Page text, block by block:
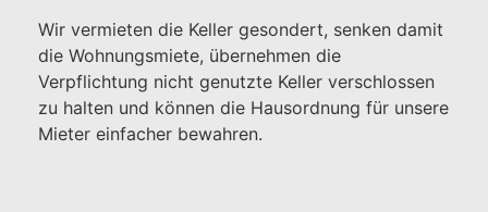
Wir vermieten die Keller gesondert, senken damit
die Wohnungsmiete, übernehmen die
Verpflichtung nicht genutzte Keller verschlossen
zu halten und können die Hausordnung für unsere
Mieter einfacher bewahren.